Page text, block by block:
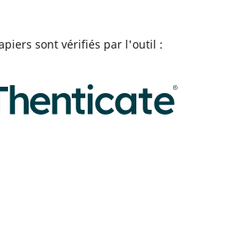
sont vérifiés par l'outil :